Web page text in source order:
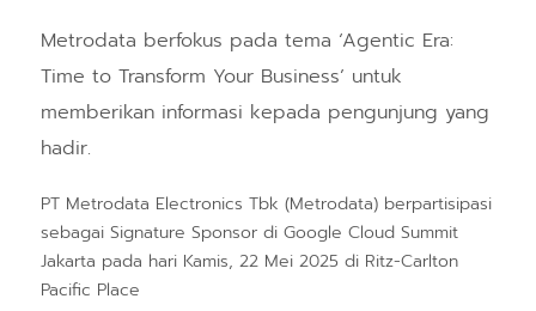
Metrodata berfokus pada tema ‘Agentic Era:
Time to Transform Your Business’ untuk
memberikan informasi kepada pengunjung yang
hadir.
PT Metrodata Electronics Tbk (Metrodata) berpartisipasi
sebagai Signature Sponsor di Google Cloud Summit
Jakarta pada hari Kamis, 22 Mei 2025 di Ritz-Carlton
Pacific Place